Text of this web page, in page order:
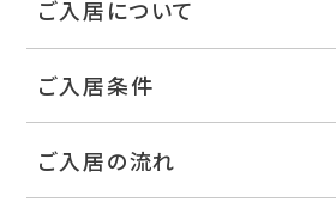
ご入居について
ご入居条件
ご入居の流れ